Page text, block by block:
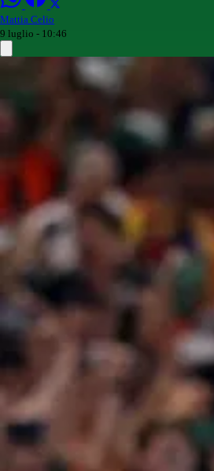
Mattia Celio
9 luglio - 10:46